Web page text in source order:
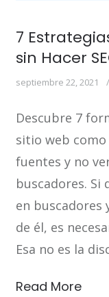
7
sin Hacer
septiembre 22, 2021
Descubre 7
sitio web
fuentes y no
buscadores. Si
en buscadores
de él, es
Esa no es la
Read More